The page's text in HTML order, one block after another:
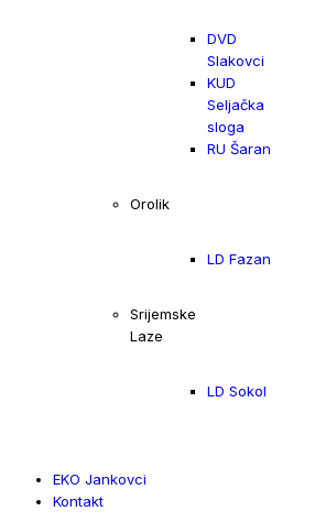
DVD
Slakovci
KUD
Seljačka
sloga
RU Šaran
Orolik
LD Fazan
Srijemske
Laze
LD Sokol
EKO Jankovci
Kontakt